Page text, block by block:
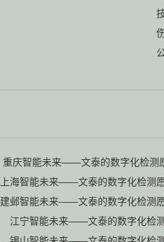
重庆智能未来——文泰的数字化检测
上海智能未来——文泰的数字化检测
建邺智能未来——文泰的数字化检测
江宁智能未来——文泰的数字化检